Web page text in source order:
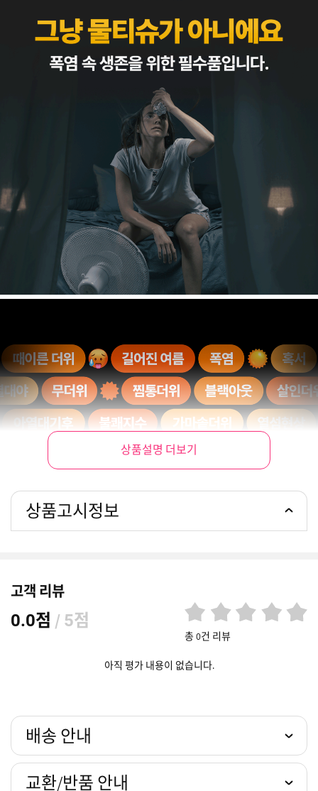
상품설명 더보기
상품고시정보
고객 리뷰
0.0점 / 5점
총 0건 리뷰
아직 평가 내용이 없습니다.
배송 안내
교환/반품 안내